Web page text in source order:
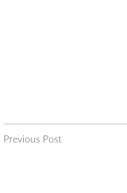
Previous Post